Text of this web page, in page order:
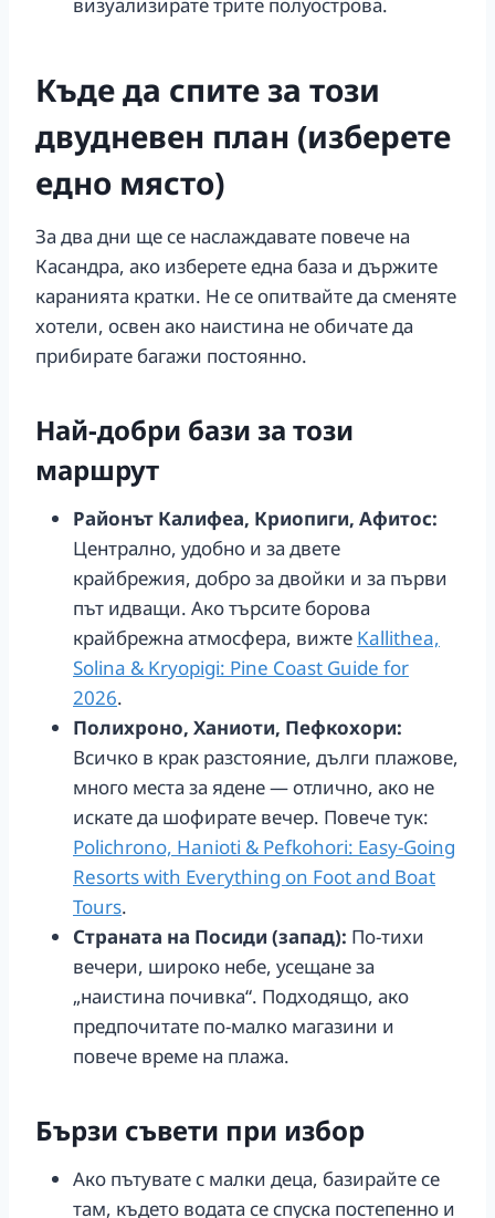
Къде да спите за този
двудневен план (изберете
едно място)
За два дни ще се наслаждавате повече на
Касандра, ако изберете една база и държите
каранията кратки. Не се опитвайте да сменяте
хотели, освен ако наистина не обичате да
прибирате багажи постоянно.
Най-добри бази за този
маршрут
Районът Калифеа, Криопиги, Афитос:
Централно, удобно и за двете
крайбрежия, добро за двойки и за първи
път идващи. Ако търсите борова
крайбрежна атмосфера, вижте Kallithea,
Solina & Kryopigi: Pine Coast Guide for
2026.
Полихроно, Ханиоти, Пефкохори:
Всичко в крак разстояние, дълги плажове,
много места за ядене — отлично, ако не
искате да шофирате вечер. Повече тук:
Polichrono, Hanioti & Pefkohori: Easy-Going
Resorts with Everything on Foot and Boat
Tours.
Страната на Посиди (запад): По-тихи
вечери, широко небе, усещане за
„наистина почивка“. Подходящо, ако
предпочитате по-малко магазини и
повече време на плажа.
Бързи съвети при избор
Ако пътувате с малки деца, базирайте се
там, където водата се спуска постепенно и